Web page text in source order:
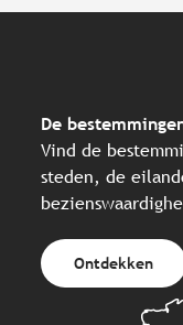
De
Vind de
steden, de
Ontdekken